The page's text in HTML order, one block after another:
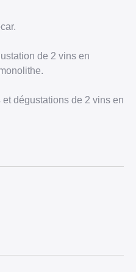
de 2 vins en
dégustations de 2 vins en